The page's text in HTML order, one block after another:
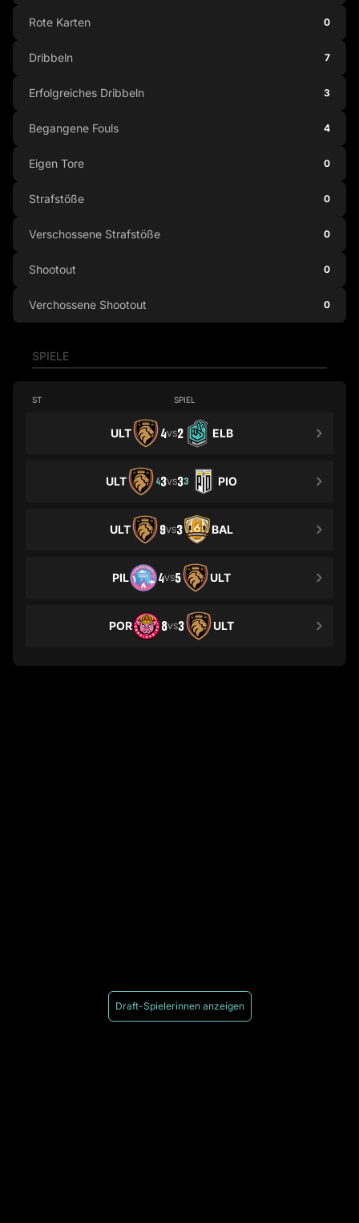
SPIELE
ST SPIEL
ULT 4VS2 ELB
ULT 43VS33 PIO
ULT 9VS3 BAL
PIL 4VS5 ULT
POR 8VS3 ULT
Rote Karten 0
Dribbeln 7
Erfolgreiches Dribbeln 3
Begangene Fouls 4
Eigen Tore 0
Strafstöße 0
Verschossene Strafstöße 0
Shootout 0
Verchossene Shootout 0
Draft-Spielerinnen anzeigen